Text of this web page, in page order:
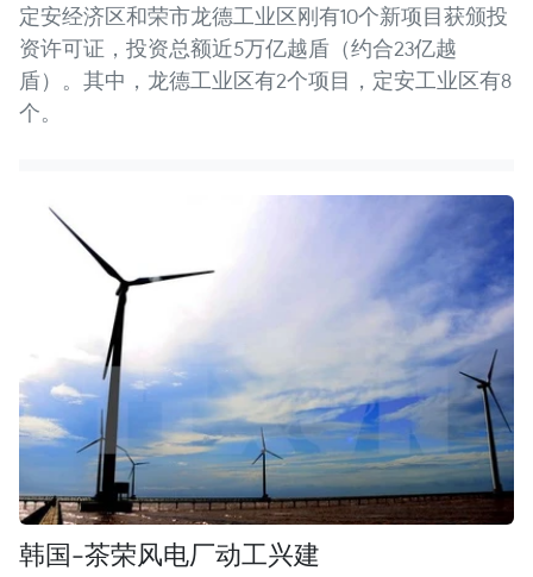
定安经济区和荣市龙德工业区刚有10个新项目获颁投
资许可证，投资总额近5万亿越盾（约合23亿越
盾）。其中，龙德工业区有2个项目，定安工业区有8
个。
韩国-茶荣风电厂动工兴建